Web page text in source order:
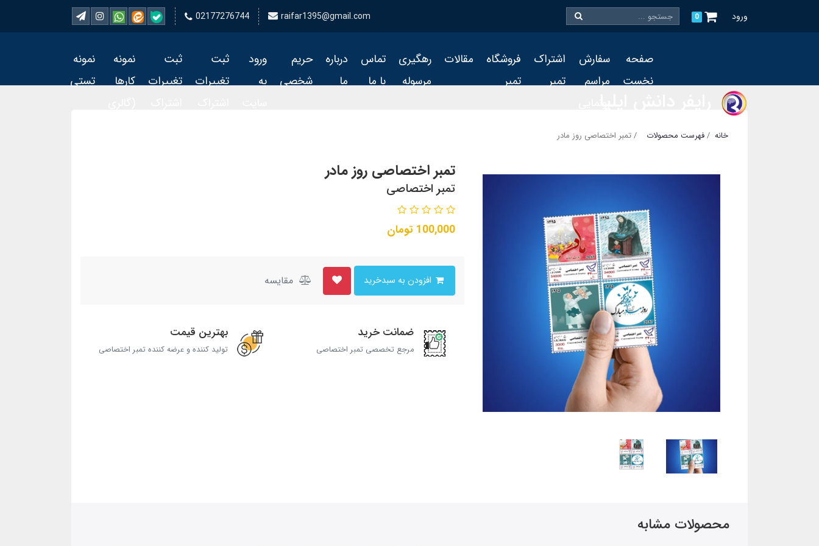
ورود 0
02177276744 raifar1395@gmail.com
صفحه
نخست
سفارش
مراسم
اشتراک
تمبر
فروشگاه
تمبر
مقالات
رهگیری
مرسوله
تماس
با ما
درباره
ما
حریم
شخصی
ورود
به
ثبت
تغییرات
ثبت
تغییرات
نمونه
کارها
نمونه
تستی
خانه فهرست محصولات تمبر اختصاصی روز مادر
تمبر اختصاصی روز مادر
تمبر اختصاصی
100,000 تومان
مقایسه
ضمانت خرید
مرجع تخصصی تمبر اختصاصی
بهترین قیمت
تولید کننده و عرضه کننده تمبر اختصاصی
محصولات مشابه